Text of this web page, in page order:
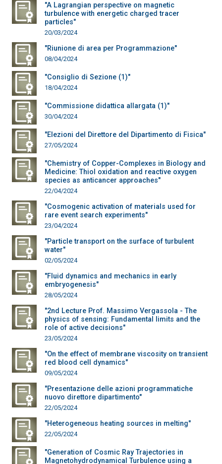
"A Lagrangian perspective on magnetic
turbulence with energetic charged tracer
particles"
20/03/2024
"Riunione di area per Programmazione"
08/04/2024
"Consiglio di Sezione (1)"
18/04/2024
"Commissione didattica allargata (1)"
30/04/2024
"Elezioni del Direttore del Dipartimento di Fisica"
27/05/2024
"Chemistry of Copper-Complexes in Biology and
Medicine: Thiol oxidation and reactive oxygen
species as anticancer approaches"
22/04/2024
"Cosmogenic activation of materials used for
rare event search experiments"
23/04/2024
"Particle transport on the surface of turbulent
water"
02/05/2024
"Fluid dynamics and mechanics in early
embryogenesis"
28/05/2024
"2nd Lecture Prof. Massimo Vergassola - The
physics of sensing: Fundamental limits and the
role of active decisions"
23/05/2024
"On the effect of membrane viscosity on transient
red blood cell dynamics"
09/05/2024
"Presentazione delle azioni programmatiche
nuovo direttore dipartimento"
22/05/2024
"Heterogeneous heating sources in melting"
22/05/2024
"Generation of Cosmic Ray Trajectories in
Magnetohydrodynamical Turbulence using a